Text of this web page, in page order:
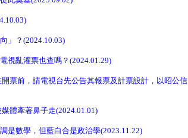
」？(2024.10.03)
視亂灌票也查嗎？(2024.01.29)
票前，請電視台先公告其報票及計票設計，以昭公信
體牽著鼻子走(2024.01.01)
是數學，但藍白合是政治學(2023.11.22)